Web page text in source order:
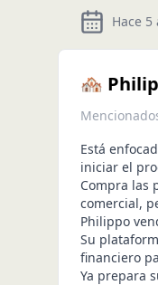
Hace 5
🏘
Está
iniciar el
Compra las
comercial,
Philippo
Su
financiero
Ya prepara